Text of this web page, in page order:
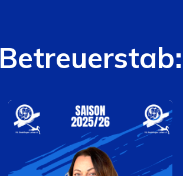
Betreuerstab: